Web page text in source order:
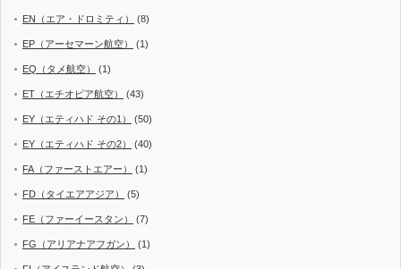
EN（エア・ドロミティ） (8)
EP（アーセマーン航空） (1)
EQ（タメ航空） (1)
ET（エチオピア航空） (43)
EY（エティハド その1） (50)
EY（エティハド その2） (40)
FA（ファーストエアー） (1)
FD（タイエアアジア） (5)
FE（ファーイースタン） (7)
FG（アリアナアフガン） (1)